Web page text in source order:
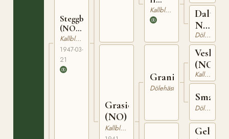
Steggbest
(NO)
T-233Kallblodig Travare
1947-03-
21
Grasiös
(NO)
Kallblodig Travare
(NO)
T-201
Kallblodig Travare
Granit
Dölehäst
N
5645
Dölehäst
(NO)
Kallblodig Travare
Smarty
Dölehäst
Gelmin